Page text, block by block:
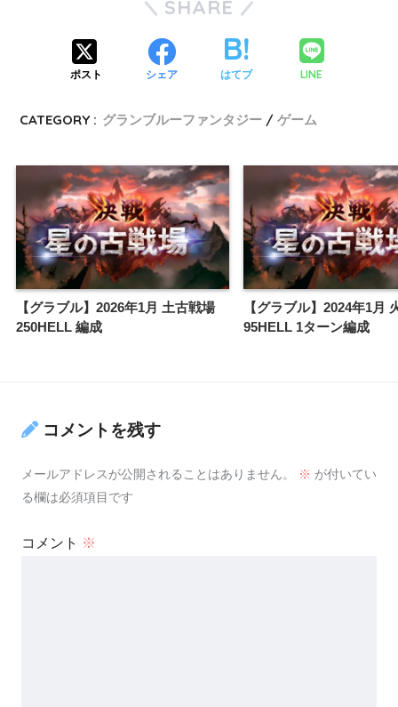
SHARE
ポスト シェア はてブ LINE
CATEGORY : グランブルーファンタジー ゲーム
【グラブル】2026年1月 土古戦場
250HELL 編成
【グラブル】2024年1月
95HELL 1ターン編成
コメントを残す
メールアドレスが公開されることはありません。 ※ が付いてい
る欄は必須項目です
コメント ※